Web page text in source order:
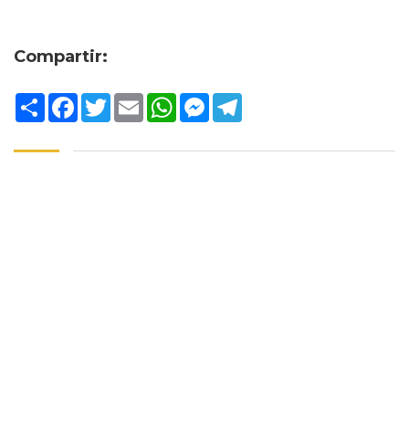
Compartir:
CompartirFacebook
TwitterEmail WhatsAppMessenger